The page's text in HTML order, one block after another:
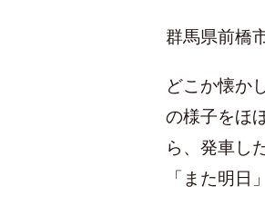
群馬県前橋
どこか懐か
の様子をほ
ら、発車し
「また明日